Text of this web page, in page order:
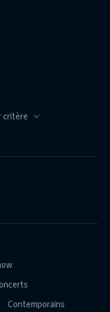
Contemporains